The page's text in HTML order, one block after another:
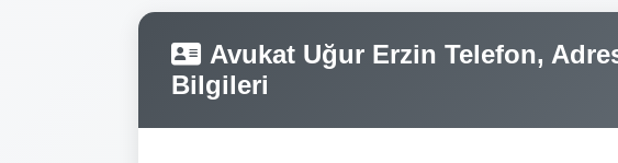
Avukat Uğur Erzin Telefon,
Bilgileri